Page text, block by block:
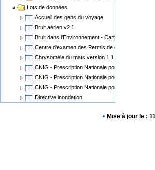
Lots de données
Accueil des gens du voyage
Bruit aérien v2.1
Bruit dans l'Environnement - Cartographie du Bruit
Centre d'examen des Permis de conduire
Chrysomèle du maïs version 1.1
CNIG - Prescription Nationale pour les Cartes
CNIG - Prescription Nationale pour les PLU, POS
CNIG - Prescription Nationale pour les Servitudes
Directive inondation
Epidémiosurveillance animale Mise à jour le :